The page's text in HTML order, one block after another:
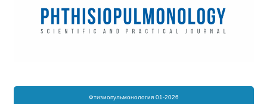
Фтизиопульмонология 01-2026